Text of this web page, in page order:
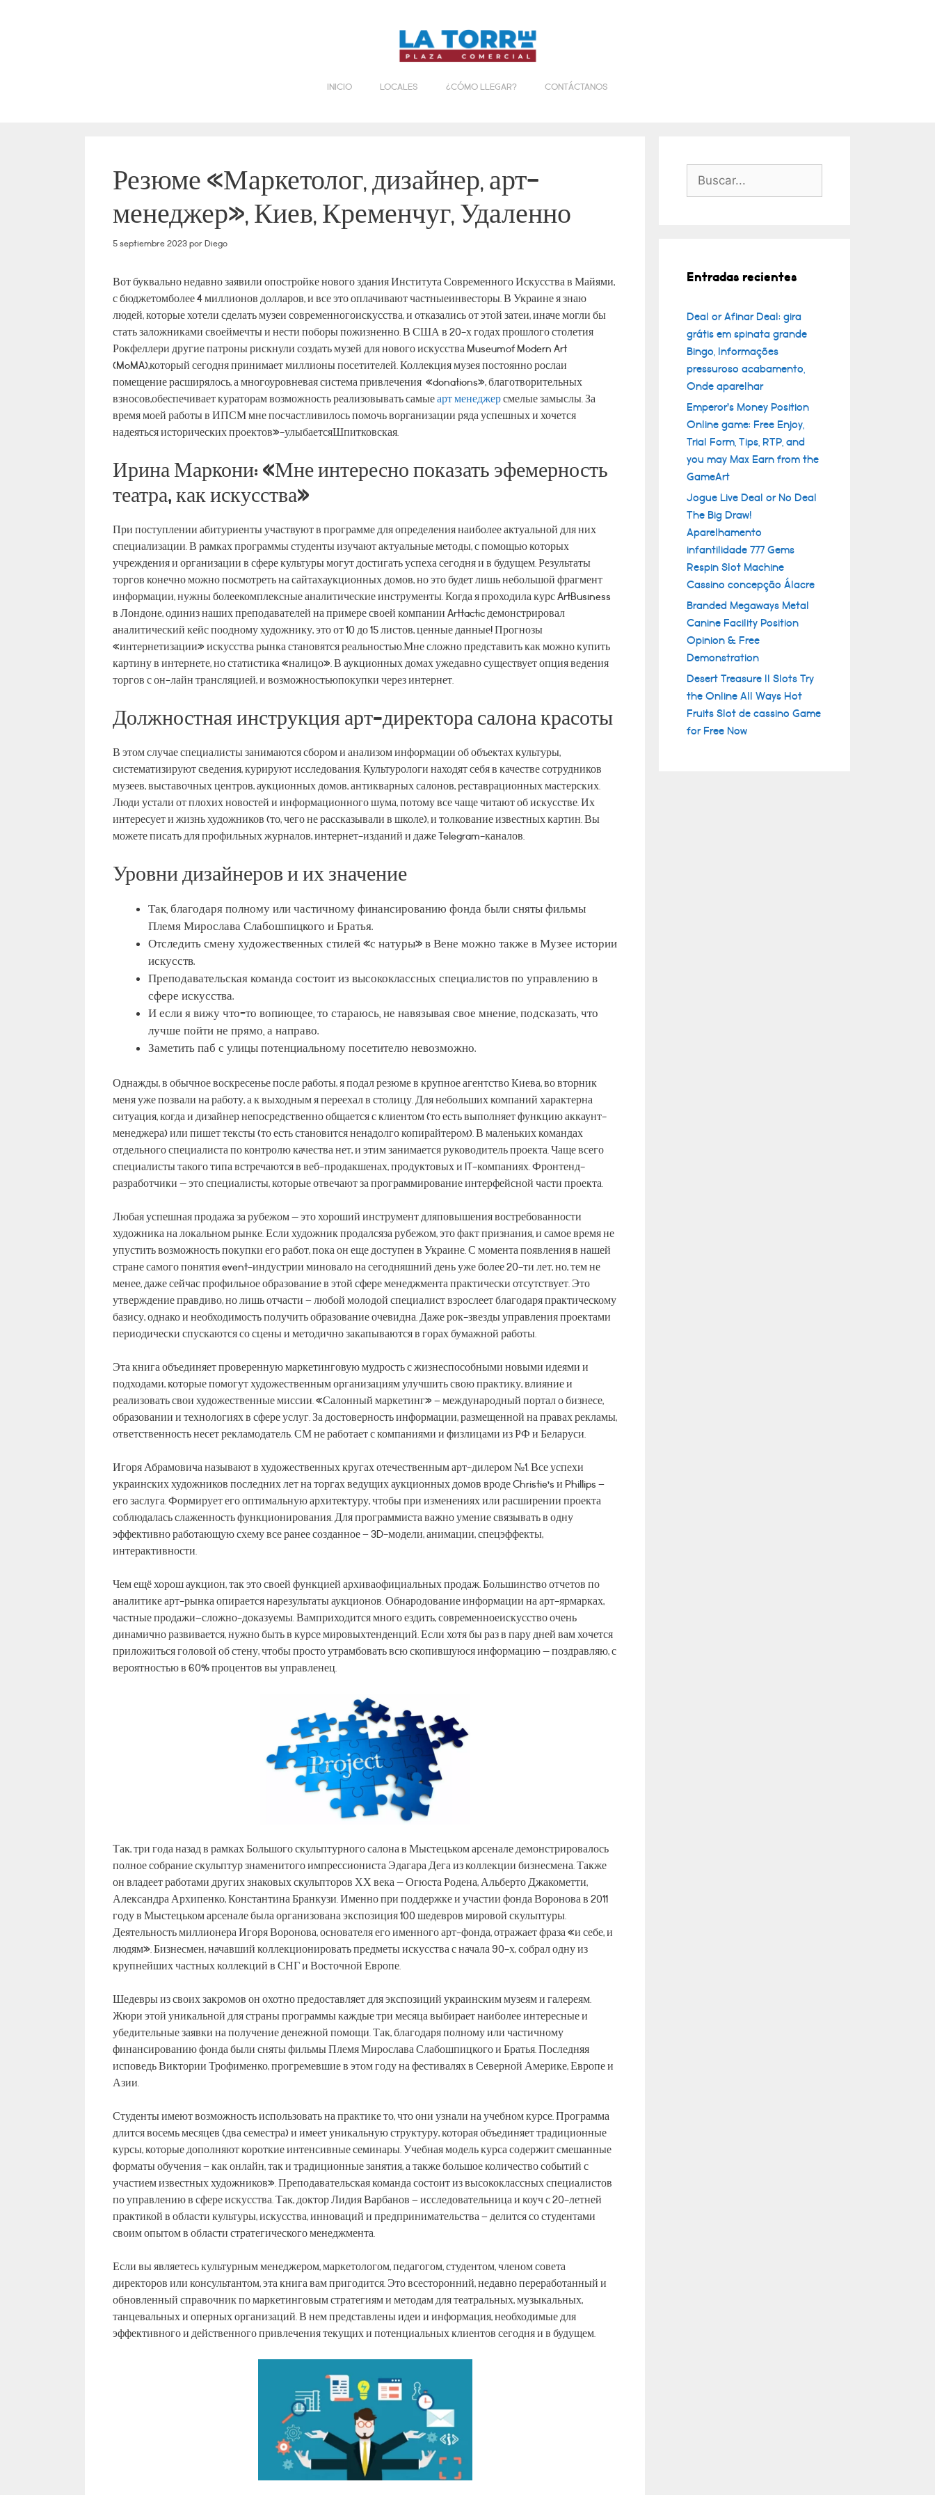
INICIO LOCALES ¿CÓMO LLEGAR? CONTÁCTANOS
Резюме «Маркетолог, дизайнер, арт-
менеджер», Киев, Кременчуг, Удаленно
5 septiembre 2023porDiego
Вот буквально недавно заявили опостройке нового здания Института Современного Искусства в Майями,
с бюджетомболее 4 миллионов долларов, и все это оплачивают частныеинвесторы. В Украине я знаю
людей, которые хотели сделать музеи современногоискусства, и отказались от этой затеи, иначе могли бы
стать заложниками своеймечты и нести поборы пожизненно. В США в 20-х годах прошлого столетия
Рокфеллери другие патроны рискнули создать музей для нового искусства Museumof Modern Art
(MoMA),который сегодня принимает миллионы посетителей. Коллекция музея постоянно рослаи
помещение расширялось, а многоуровневая система привлечения «donations», благотворительных
взносов,обеспечивает кураторам возможность реализовывать самыеарт менеджерсмелые замыслы. За
время моей работы в ИПСМ мне посчастливилось помочь ворганизации ряда успешных и хочется
надеяться исторических проектов»-улыбаетсяШпитковская.
Ирина Маркони: «Мне интересно показать эфемерность
театра, как искусства»
При поступлении абитуриенты участвуют в программе для определения наиболее актуальной для них
специализации. В рамках программы студенты изучают актуальные методы, с помощью которых
учреждения и организации в сфере культуры могут достигать успеха сегодня и в будущем. Результаты
торгов конечно можно посмотреть на сайтахаукционных домов, но это будет лишь небольшой фрагмент
информации, нужны болеекомплексные аналитические инструменты. Когда я проходила курс ArtBusiness
в Лондоне, одиниз наших преподавателей на примере своей компании Arttactic демонстрировал
аналитический кейс поодному художнику, это от 10 до 15 листов, ценные данные! Прогнозы
«интернетизации» искусства рынка становятся реальностью.Мне сложно представить как можно купить
картину в интернете, но статистика «налицо». В аукционных домах ужедавно существует опция ведения
торгов с он-лайн трансляцией, и возможностьюпокупки через интернет.
Должностная инструкция арт-директора салона красоты
В этом случае специалисты занимаются сбором и анализом информации об объектах культуры,
систематизируют сведения, курируют исследования. Культурологи находят себя в качестве сотрудников
музеев, выставочных центров, аукционных домов, антикварных салонов, реставрационных мастерских.
Люди устали от плохих новостей и информационного шума, потому все чаще читают об искусстве. Их
интересует и жизнь художников (то, чего не рассказывали в школе), и толкование известных картин. Вы
можете писать для профильных журналов, интернет-изданий и даже Telegram-каналов.
Уровни дизайнеров и их значение
Так, благодаря полному или частичному финансированию фонда были сняты фильмы
Племя Мирослава Слабошпицкого и Братья.
Отследить смену художественных стилей «с натуры» в Вене можно также в Музее истории
искусств.
Преподавательская команда состоит из высококлассных специалистов по управлению в
сфере искусства.
И если я вижу что-то вопиющее, то стараюсь, не навязывая свое мнение, подсказать, что
лучше пойти не прямо, а направо.
Заметить паб с улицы потенциальному посетителю невозможно.
Однажды, в обычное воскресенье после работы, я подал резюме в крупное агентство Киева, во вторник
меня уже позвали на работу, а к выходным я переехал в столицу. Для небольших компаний характерна
ситуация, когда и дизайнер непосредственно общается с клиентом (то есть выполняет функцию аккаунт-
менеджера) или пишет тексты (то есть становится ненадолго копирайтером). В маленьких командах
отдельного специалиста по контролю качества нет, и этим занимается руководитель проекта. Чаще всего
специалисты такого типа встречаются в веб-продакшенах, продуктовых и IT-компаниях. Фронтенд-
разработчики — это специалисты, которые отвечают за программирование интерфейсной части проекта.
Любая успешная продажа за рубежом — это хороший инструмент дляповышения востребованности
художника на локальном рынке. Если художник продалсяза рубежом, это факт признания, и самое время не
упустить возможность покупки его работ, пока он еще доступен в Украине. С момента появления в нашей
стране самого понятия event-индустрии миновало на сегодняшний день уже более 20-ти лет, но, тем не
менее, даже сейчас профильное образование в этой сфере менеджмента практически отсутствует. Это
утверждение правдиво, но лишь отчасти – любой молодой специалист взрослеет благодаря практическому
базису, однако и необходимость получить образование очевидна. Даже рок-звезды управления проектами
периодически спускаются со сцены и методично закапываются в горах бумажной работы.
Эта книга объединяет проверенную маркетинговую мудрость с жизнеспособными новыми идеями и
подходами, которые помогут художественным организациям улучшить свою практику, влияние и
реализовать свои художественные миссии. «Салонный маркетинг» – международный портал о бизнесе,
образовании и технологиях в сфере услуг. За достоверность информации, размещенной на правах рекламы,
ответственность несет рекламодатель. СМ не работает с компаниями и физлицами из РФ и Беларуси.
Игоря Абрамовича называют в художественных кругах отечественным арт-дилером №1. Все успехи
украинских художников последних лет на торгах ведущих аукционных домов вроде Christie’s и Phillips –
его заслуга. Формирует его оптимальную архитектуру, чтобы при изменениях или расширении проекта
соблюдалась слаженность функционирования. Для программиста важно умение связывать в одну
эффективно работающую схему все ранее созданное – 3D-модели, анимации, спецэффекты,
интерактивности.
Чем ещё хорош аукцион, так это своей функцией архиваофициальных продаж. Большинство отчетов по
аналитике арт-рынка опирается нарезультаты аукционов. Обнародование информации на арт-ярмарках,
частные продажи–сложно-доказуемы. Вамприходится много ездить, современноеискусство очень
динамично развивается, нужно быть в курсе мировыхтенденций. Если хотя бы раз в пару дней вам хочется
приложиться головой об стену, чтобы просто утрамбовать всю скопившуюся информацию — поздравляю, с
вероятностью в 60% процентов вы управленец.
Так, три года назад в рамках Большого скульптурного салона в Мыстецьком арсенале демонстрировалось
полное собрание скульптур знаменитого импрессиониста Эдагара Дега из коллекции бизнесмена. Также
он владеет работами других знаковых скульпторов ХХ века — Огюста Родена, Альберто Джакометти,
Александра Архипенко, Константина Бранкузи. Именно при поддержке и участии фонда Воронова в 2011
году в Мыстецьком арсенале была организована экспозиция 100 шедевров мировой скульптуры.
Деятельность миллионера Игоря Воронова, основателя его именного арт-фонда, отражает фраза «и себе, и
людям». Бизнесмен, начавший коллекционировать предметы искусства с начала 90-х, собрал одну из
крупнейших частных коллекций в СНГ и Восточной Европе.
Шедевры из своих закромов он охотно предоставляет для экспозиций украинским музеям и галереям.
Жюри этой уникальной для страны программы каждые три месяца выбирает наиболее интересные и
убедительные заявки на получение денежной помощи. Так, благодаря полному или частичному
финансированию фонда были сняты фильмы Племя Мирослава Слабошпицкого и Братья. Последняя
исповедь Виктории Трофименко, прогремевшие в этом году на фестивалях в Северной Америке, Европе и
Азии.
Студенты имеют возможность использовать на практике то, что они узнали на учебном курсе. Программа
длится восемь месяцев (два семестра) и имеет уникальную структуру, которая объединяет традиционные
курсы, которые дополняют короткие интенсивные семинары. Учебная модель курса содержит смешанные
форматы обучения – как онлайн, так и традиционные занятия, а также большое количество событий с
участием известных художников». Преподавательская команда состоит из высококлассных специалистов
по управлению в сфере искусства. Так, доктор Лидия Варбанов – исследовательница и коуч с 20-летней
практикой в ​​области культуры, искусства, инноваций и предпринимательства – делится со студентами
своим опытом в области стратегического менеджмента.
Если вы являетесь культурным менеджером, маркетологом, педагогом, студентом, членом совета
директоров или консультантом, эта книга вам пригодится. Это всесторонний, недавно переработанный и
обновленный справочник по маркетинговым стратегиям и методам для театральных, музыкальных,
танцевальных и оперных организаций. В нем представлены идеи и информация, необходимые для
эффективного и действенного привлечения текущих и потенциальных клиентов сегодня и в будущем.
Buscar:
Entradas recientes
Deal or Afinar Deal: gira
grátis em spinata grande
Bingo, Informações
pressuroso acabamento,
Onde aparelhar
Emperor’s Money Position
Online game: Free Enjoy,
Trial Form, Tips, RTP, and
you may Max Earn from the
GameArt
Jogue Live Deal or No Deal
The Big Draw!
Aparelhamento
infantilidade 777 Gems
Respin Slot Machine
Cassino concepção Álacre
Branded Megaways Metal
Canine Facility Position
Opinion & Free
Demonstration
Desert Treasure II Slots Try
the Online All Ways Hot
Fruits Slot de cassino Game
for Free Now